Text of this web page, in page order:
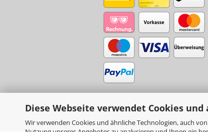
Diese Webseite verwendet Cookies und
Wir verwenden Cookies und ähnliche Technologien, auch